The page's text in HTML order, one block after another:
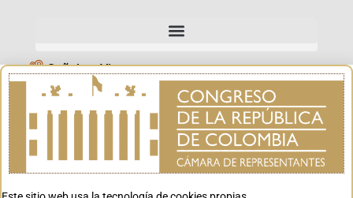
Señal en Vivo
Facebook_@CamaraColombia
Instagram_@CamaraColombia
X_@CamaraColombia
Youtube_@CamaraColombia
Tiktok_@CamaraColombia